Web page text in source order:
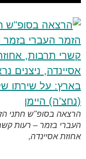
הזמר
קשרי תרבות,